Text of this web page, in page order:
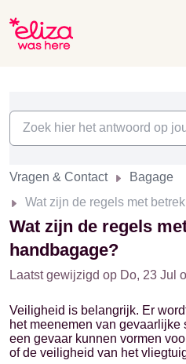
Vragen & Contact
Bagage
Wat zijn de regels met
Wat zijn de regels
handbagage?
Laatst gewijzigd op Do, 23 Jul
Veiligheid is belangrijk. Er
het meenemen van
een gevaar kunnen vormen
of de veiligheid van het